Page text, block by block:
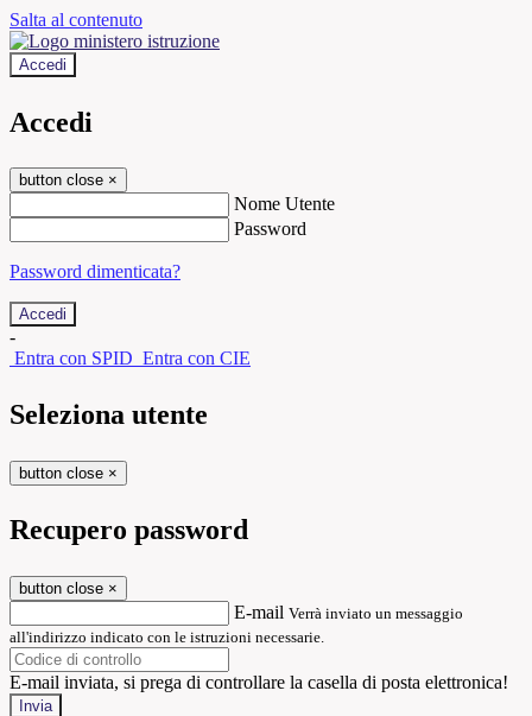
Salta al contenuto
Accedi
Accedi
button close ×
Nome Utente
Password
Password dimenticata?
-
Entra con SPID Entra con CIE
Seleziona utente
button close ×
Recupero password
button close ×
E-mail Verrà inviato un messaggio
all'indirizzo indicato con le istruzioni necessarie.
E-mail inviata, si prega di controllare la casella di posta elettronica!